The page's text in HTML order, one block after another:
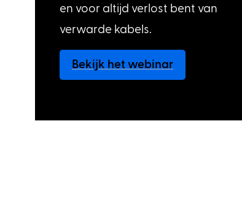
en voor altijd verlost bent van
verwarde kabels.
Bekijk het webinar